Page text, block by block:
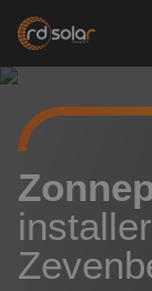
Thuisbatterij
Europees
Zonnepanelen
Zonnepanelen
Diensten